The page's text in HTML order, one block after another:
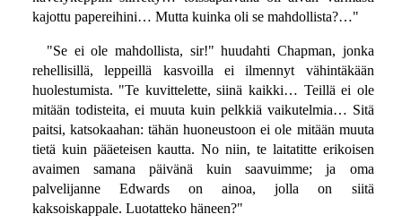
kajottu papereihini… Mutta kuinka oli se mahdollista?…"
"Se ei ole mahdollista, sir!" huudahti Chapman, jonka
rehellisillä, leppeillä kasvoilla ei ilmennyt vähintäkään
huolestumista. "Te kuvittelette, siinä kaikki… Teillä ei ole
mitään todisteita, ei muuta kuin pelkkiä vaikutelmia… Sitä
paitsi, katsokaahan: tähän huoneustoon ei ole mitään muuta
tietä kuin pääeteisen kautta. No niin, te laitatitte erikoisen
avaimen samana päivänä kuin saavuimme; ja oma
palvelijanne Edwards on ainoa, jolla on siitä
kaksoiskappale. Luotatteko häneen?"